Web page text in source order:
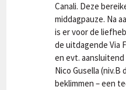
Canali. Deze
middagpauze. Na
is er voor de
de uitdagende Via
en evt.
Nico Gusella
beklimmen – een